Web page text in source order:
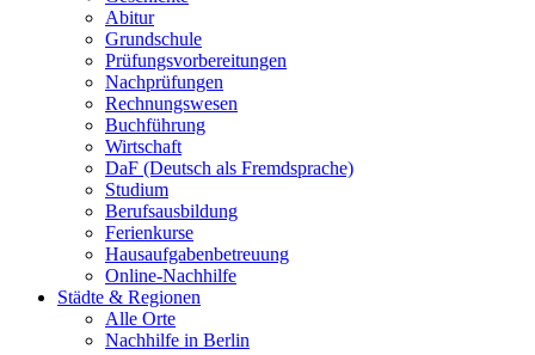
Abitur
Grundschule
Prüfungsvorbereitungen
Nachprüfungen
Rechnungswesen
Buchführung
Wirtschaft
DaF (Deutsch als Fremdsprache)
Studium
Berufsausbildung
Ferienkurse
Hausaufgabenbetreuung
Online-Nachhilfe
Städte & Regionen
Alle Orte
Nachhilfe in Berlin